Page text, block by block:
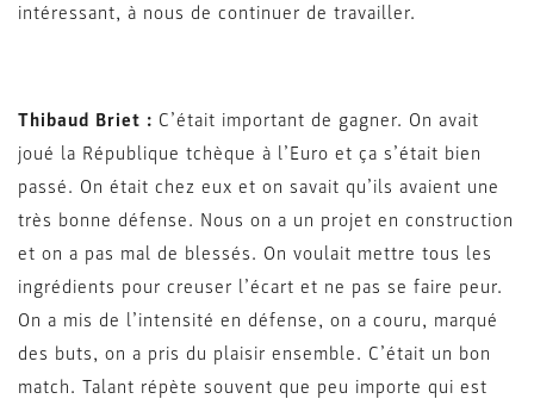
intéressant, à nous de continuer de travailler.
Thibaud Briet : C’était important de gagner. On avait
joué la République tchèque à l’Euro et ça s’était bien
passé. On était chez eux et on savait qu’ils avaient une
très bonne défense. Nous on a un projet en construction
et on a pas mal de blessés. On voulait mettre tous les
ingrédients pour creuser l’écart et ne pas se faire peur.
On a mis de l’intensité en défense, on a couru, marqué
des buts, on a pris du plaisir ensemble. C’était un bon
match. Talant répète souvent que peu importe qui est